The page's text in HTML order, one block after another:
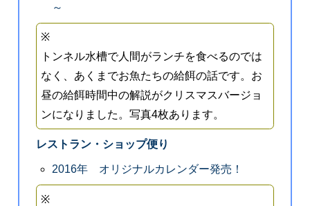
～
※
トンネル水槽で人間がランチを食べるのでは
なく、あくまでお魚たちの給餌の話です。お
昼の給餌時間中の解説がクリスマスバージョ
ンになりました。写真4枚あります。
レストラン・ショップ便り
2016年 オリジナルカレンダー発売！
※